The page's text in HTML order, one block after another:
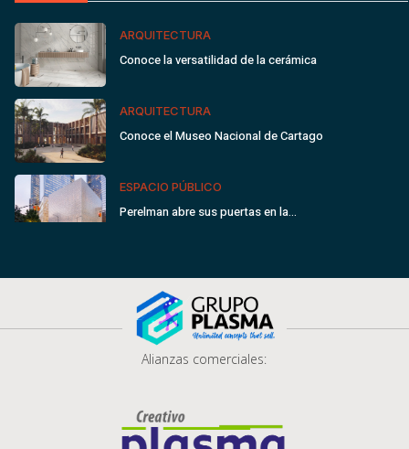
ARQUITECTURA
Conoce la versatilidad de la cerámica
ARQUITECTURA
Conoce el Museo Nacional de Cartago
ESPACIO PÚBLICO
Perelman abre sus puertas en la…
Alianzas comerciales: